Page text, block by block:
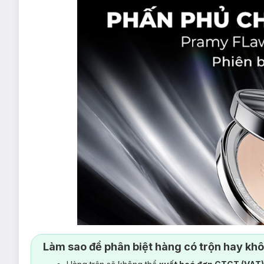
Làm sao để phân biệt hàng có trộn hay